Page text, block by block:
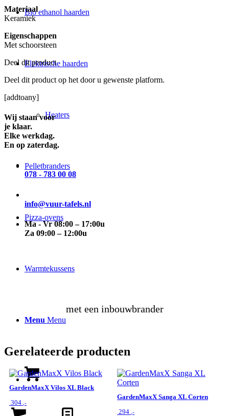
Bio ethanol haarden
Elektrische haarden
Heaters
Pelletbranders
Pizza-ovens
Warmtekussens
Menu Menu
Materiaal
Keramiek
Eigenschappen
Met schoorsteen
Deel dit product
Deel dit product op het door u gewenste platform.
[addtoany]
Wij staan voor
je klaar.
Elke werkdag.
En op zaterdag.
078 - 783 00 08
info@vuur-tafels.nl
Ma - Vr 08:00 – 17:00u
Za 09:00 – 12:00u
met een inbouwbrander
Gerelateerde producten
GardenMaxX Vilos XL Black
304 ,-
GardenMaxX Sanga XL Corten
294 ,-